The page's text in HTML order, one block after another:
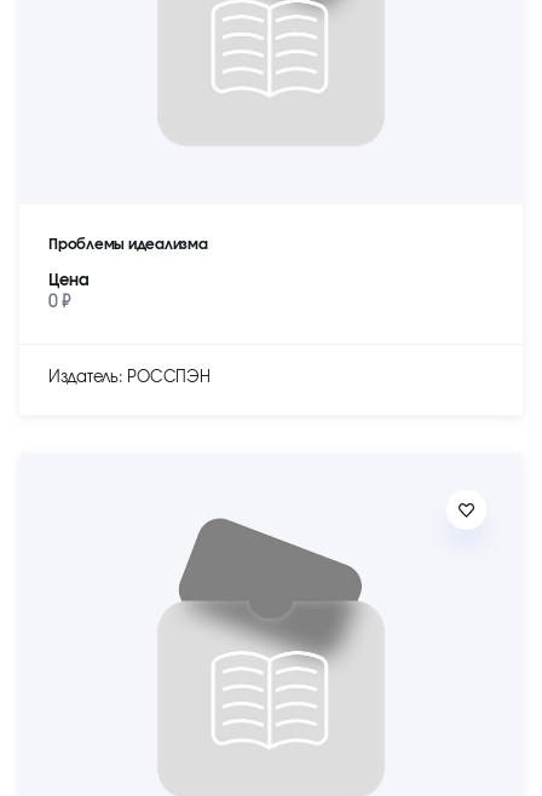
Проблемы идеализма
Цена
0 ₽
Издатель: РОССПЭН